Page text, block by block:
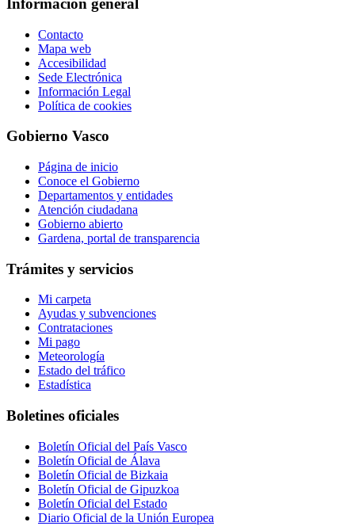
Información general
Contacto
Mapa web
Accesibilidad
Sede Electrónica
Información Legal
Política de cookies
Gobierno Vasco
Página de inicio
Conoce el Gobierno
Departamentos y entidades
Atención ciudadana
Gobierno abierto
Gardena, portal de transparencia
Trámites y servicios
Mi carpeta
Ayudas y subvenciones
Contrataciones
Mi pago
Meteorología
Estado del tráfico
Estadística
Boletines oficiales
Boletín Oficial del País Vasco
Boletín Oficial de Álava
Boletín Oficial de Bizkaia
Boletín Oficial de Gipuzkoa
Boletín Oficial del Estado
Diario Oficial de la Unión Europea